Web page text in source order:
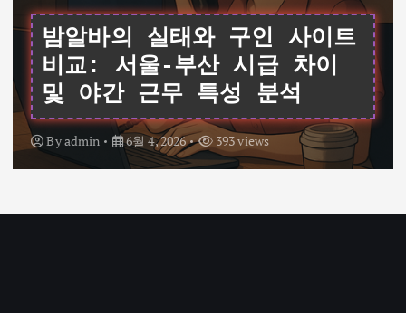
여성알바를 위한 데이터 기반
가이드: 서울 채용 공고와 시
급 비교 및 면접 팁
Byadmin 6월 4, 2026 335 views